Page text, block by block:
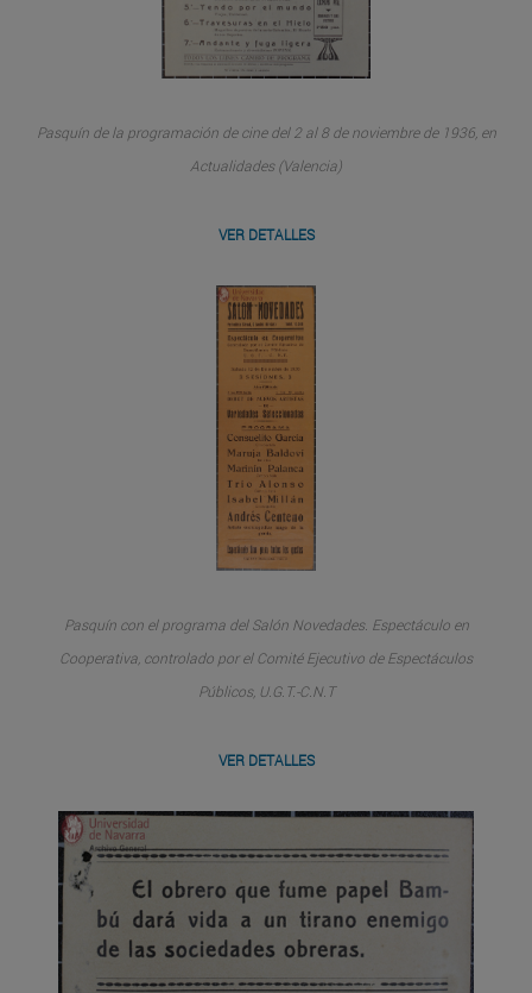
Pasquín de la programación de cine del 2 al 8 de noviembre de 1936, en
Actualidades (Valencia)
VER DETALLES
Pasquín con el programa del Salón Novedades. Espectáculo en
Cooperativa, controlado por el Comité Ejecutivo de Espectáculos
Públicos, U.G.T.-C.N.T
VER DETALLES